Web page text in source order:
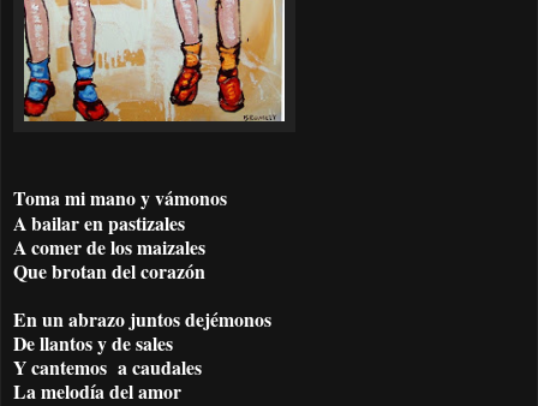
Toma mi mano y vámonos
A bailar en pastizales
A comer de los maizales
Que brotan del corazón
En un abrazo juntos dejémonos
De llantos y de sales
Y cantemos a caudales
La melodía del amor